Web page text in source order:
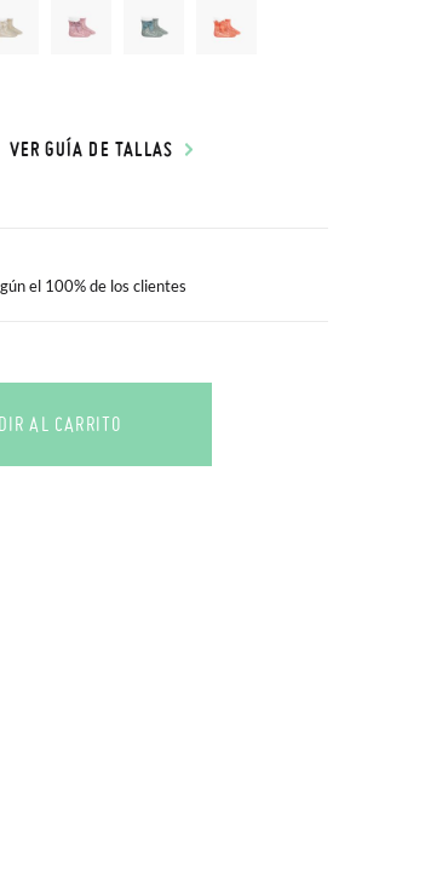
VER GUÍA DE TALLAS
el 100% de los clientes
AL CARRITO
y puedes realizarlos